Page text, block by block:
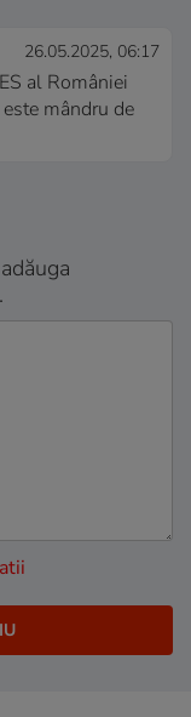
26.05.2025, 06:17
al României
mândru de